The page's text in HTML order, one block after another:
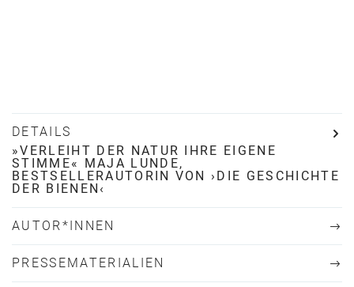
DETAILS
»VERLEIHT DER NATUR IHRE EIGENE
STIMME« MAJA LUNDE,
BESTSELLERAUTORIN VON ›DIE GESCHICHTE
DER BIENEN‹
AUTOR*INNEN
PRESSEMATERIALIEN